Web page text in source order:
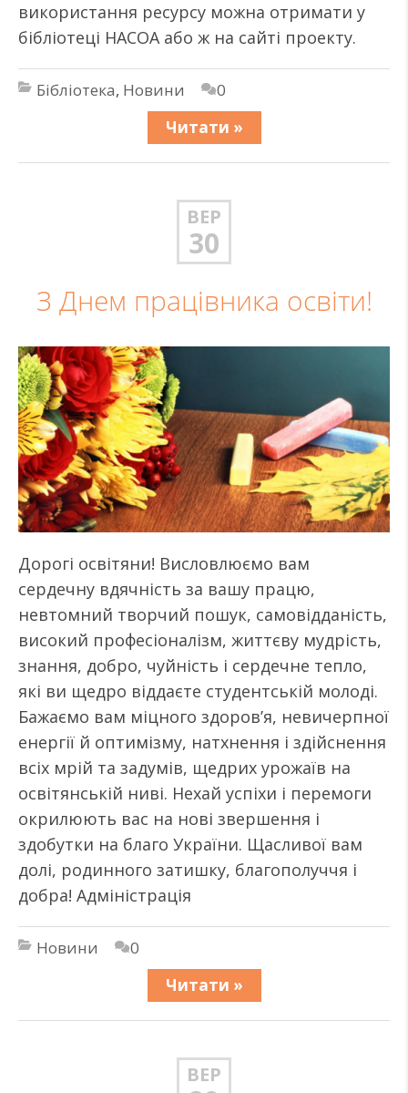
використання ресурсу можна отримати у
бібліотеці НАСОА або ж на сайті проекту.
Бібліотека, Новини
0
Читати »
ВЕР
30
З Днем працівника освіти!
Дорогі освітяни! Висловлюємо вам
сердечну вдячність за вашу працю,
невтомний творчий пошук, самовідданість,
високий професіоналізм, життєву мудрість,
знання, добро, чуйність і сердечне тепло,
які ви щедро віддаєте студентській молоді.
Бажаємо вам міцного здоров’я, невичерпної
енергії й оптимізму, натхнення і здійснення
всіх мрій та задумів, щедрих урожаїв на
освітянській ниві. Нехай успіхи і перемоги
окрилюють вас на нові звершення і
здобутки на благо України. Щасливої вам
долі, родинного затишку, благополуччя і
добра! Адміністрація
Новини
0
Читати »
ВЕР